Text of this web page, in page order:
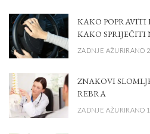
KAKO POPRAVITI
KAKO SPRIJEČITI
ZADNJE AŽURIRANO
ZNAKOVI
REBRA
ZADNJE AŽURIRANO